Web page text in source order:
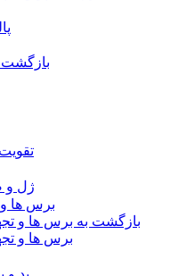
بازگشت
ژل و
برس ها و
بازگشت به برس ها و
برس ها و